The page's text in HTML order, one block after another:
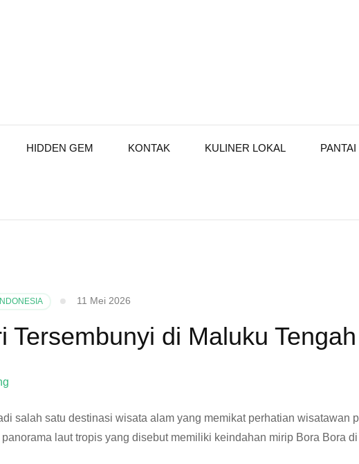
HIDDEN GEM KONTAK KULINER LOKAL PANTAI
11 Mei 2026
di Maluku Tengah
salah satu destinasi wisata alam yang memikat perhatian wisatawan
laut tropis yang disebut memiliki keindahan mirip Bora Bora